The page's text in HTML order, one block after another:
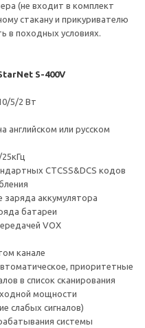
(не входит в комплект
стакану и прикуривателю
в походных условиях.
S-400V
5/2 Вт
английском или русском
CTCSS&DCS кодов
заряда аккумулятора
батареи
VOX
канале
приоритетные
в список сканирования
мощности
слабых сигналов)
системы